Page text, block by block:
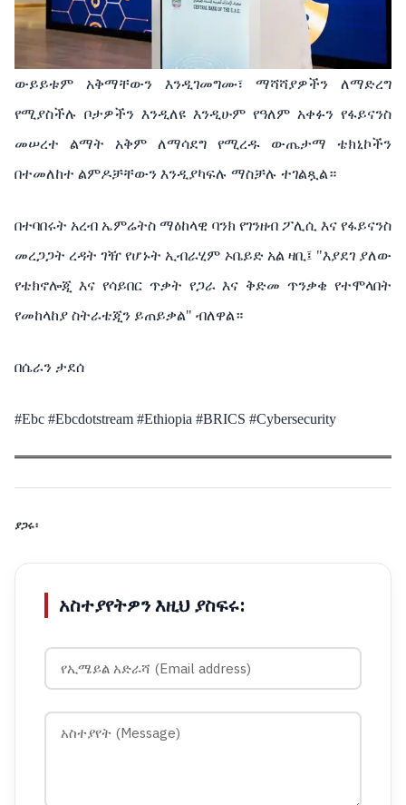
ውይይቱም አቅማቸውን እንዲገመግሙ፣ ማሻሻያዎችን ለማድረግ
የሚያስችሉ ቦታዎችን እንዲለዩ እንዲሁም የዓለም አቀፉን የፋይናንስ
መሠረተ ልማት አቅም ለማሳደግ የሚረዱ ውጤታማ ቴክኒኮችን
በተመለከተ ልምዶቻቸውን እንዲያካፍሉ ማስቻሉ ተገልጿል።
በተባበሩት አረብ ኤምሬትስ ማዕከላዊ ባንክ የገንዘብ ፖሊሲ እና የፋይናንስ
መረጋጋት ረዳት ገዥ የሆኑት ኢብራሂም ኦቤይድ አል ዛቢ፤ "እያደገ ያለው
የቴክኖሎጂ እና የሳይበር ጥቃት የጋራ እና ቅድመ ጥንቃቄ የተሞላበት
የመከላከያ ስትራቴጂን ይጠይቃል" ብለዋል።
በሴራን ታደሰ
#Ebc #Ebcdotstream #Ethiopia #BRICS #Cybersecurity
ያጋሩ፡
አስተያየትዎን እዚህ ያስፍሩ: